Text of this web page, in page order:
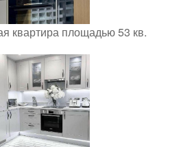
квартира площадью 53 кв.